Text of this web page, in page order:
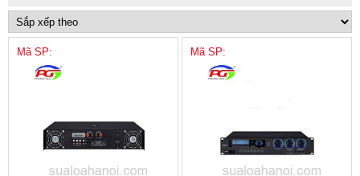
Mã SP: Mã SP: